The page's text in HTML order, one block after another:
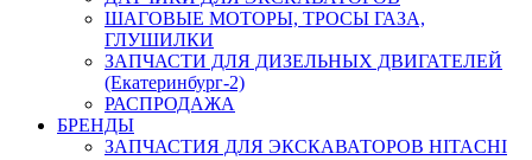
ШАГОВЫЕ МОТОРЫ, ТРОСЫ ГАЗА,
ГЛУШИЛКИ
ЗАПЧАСТИ ДЛЯ ДИЗЕЛЬНЫХ ДВИГАТЕЛЕЙ
(Екатеринбург-2)
РАСПРОДАЖА
БРЕНДЫ
ЗАПЧАСТИЯ ДЛЯ ЭКСКАВАТОРОВ HITACHI